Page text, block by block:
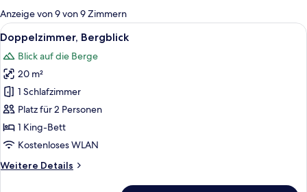
für
Zimmer
Anzeige von 9 von 9 Zimmern
Alle
Fotos
für
Doppelzimmer,
Bergblick
anzeigen
Ein modernes Hotelzimmer mit
11
Doppelzimmer, Bergblick
Blick auf die Berge
20 m²
1 Schlafzimmer
Platz für 2 Personen
1 King-Bett
Kostenloses WLAN
Weitere Details
Weitere